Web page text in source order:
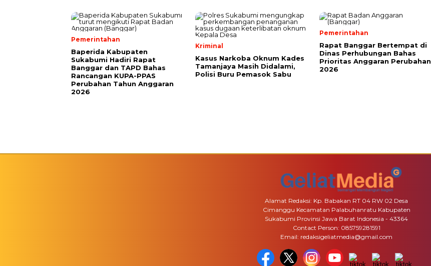
Pemerintahan
Baperida Kabupaten
Sukabumi Hadiri Rapat
Banggar dan TAPD Bahas
Rancangan KUPA-PPAS
Perubahan Tahun Anggaran
2026
Kriminal
Kasus Narkoba Oknum Kades
Tamanjaya Masih Didalami,
Polisi Buru Pemasok Sabu
Pemerintahan
Rapat Banggar Bertempat di
Dinas Perhubungan Bahas
Prioritas Anggaran Perubahan
2026
Alamat Redaksi: Kp. Babakan RT 04 RW 02 Desa
Cimanggu Kecamatan Palabuhanratu Kabupaten
Sukabumi Provinsi Jawa Barat Indonesia - 43364
Contact Person: 085759281591
Email: redaksigeliatmedia@gmail.com